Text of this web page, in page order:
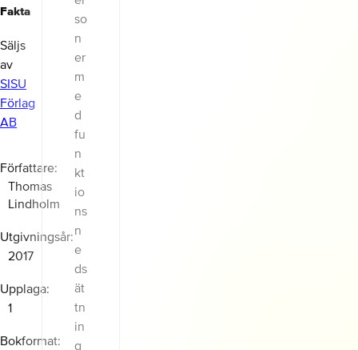
Fakta
Säljs
av
SISU
Förlag
AB
Författare
Thomas
Lindholm
Utgivningsår
2017
Upplaga
1
Bokformat